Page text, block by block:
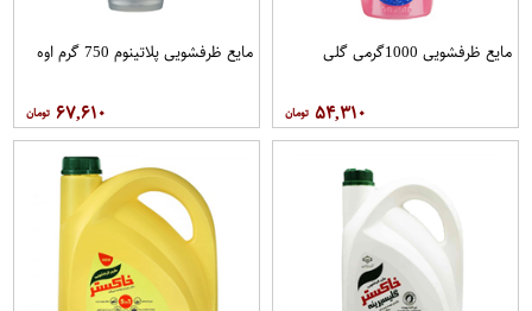
مایع ظرفشویی 1000گرمی گلی
۵۴,۳۱۰
مایع ظرفشویی پلاتینوم 750 گرم اوه
۶۷,۶۱۰